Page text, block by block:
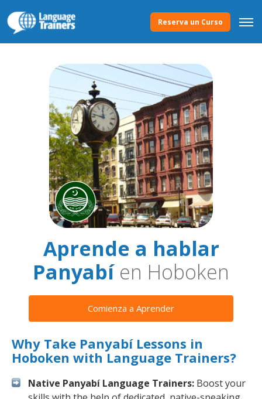
Reserva un Curso
Aprende a hablar
Panyabíen Hoboken
Comienza a Aprender
Why Take Panyabí Lessons in
Hoboken with Language Trainers?
Native Panyabí Language Trainers: Boost your